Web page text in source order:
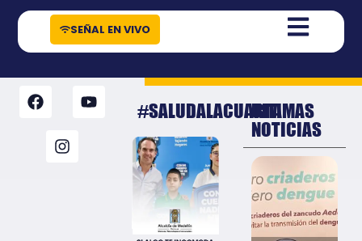
contenido
SEÑAL EN VIVO
#SALUDALACUARTAULTIMAS
NOTICIAS